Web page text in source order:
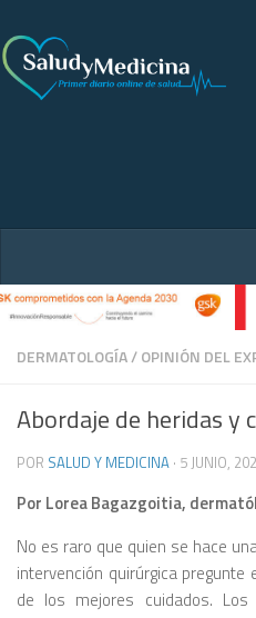
DERMATOLOGÍA/OPINIÓN DEL
Abordaje de heridas y
POR SALUD Y MEDICINA · 5 JUNIO,
Por Lorea Bagazgoitia,
No es raro que quien se hace
intervención quirúrgica
de los mejores cuidados.